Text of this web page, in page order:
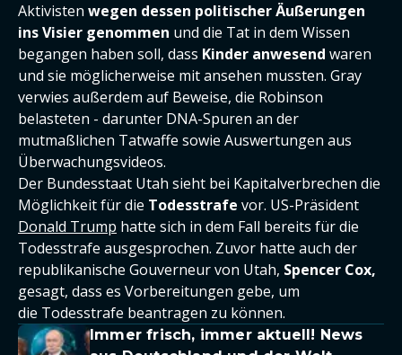
Aktivisten wegen dessen politischer Äußerungen
ins Visier genommen und die Tat in dem Wissen
begangen haben soll, dass Kinder anwesend waren
und sie möglicherweise mit ansehen mussten. Gray
verwies außerdem auf Beweise, die Robinson
belasteten - darunter DNA-Spuren an der
mutmaßlichen Tatwaffe sowie Auswertungen aus
Überwachungsvideos.
Der Bundesstaat Utah sieht bei Kapitalverbrechen die
Möglichkeit für die Todesstrafe vor. US-Präsident
Donald Trump hatte sich in dem Fall bereits für die
Todesstrafe ausgesprochen. Zuvor hatte auch der
republikanische Gouverneur von Utah, Spencer Cox,
gesagt, dass es Vorbereitungen gebe, um
die Todesstrafe beantragen zu können.
Immer frisch, immer aktuell! News